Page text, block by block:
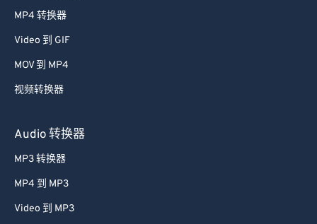
MP4 转换器
Video 到 GIF
MOV 到 MP4
视频转换器
Audio 转换器
MP3 转换器
MP4 到 MP3
Video 到 MP3